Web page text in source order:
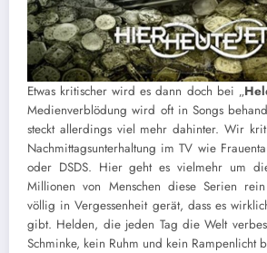
Etwas kritischer wird es dann doch bei „
Medienverblödung wird oft in Songs
steckt allerdings viel mehr dahinter. Wir
Nachmittagsunterhaltung im TV wie
oder DSDS. Hier geht es vielmehr um
Millionen von Menschen diese Serien
völlig in Vergessenheit gerät, dass es
gibt. Helden, die jeden Tag die Welt
Schminke, kein Ruhm und kein Rampenlicht